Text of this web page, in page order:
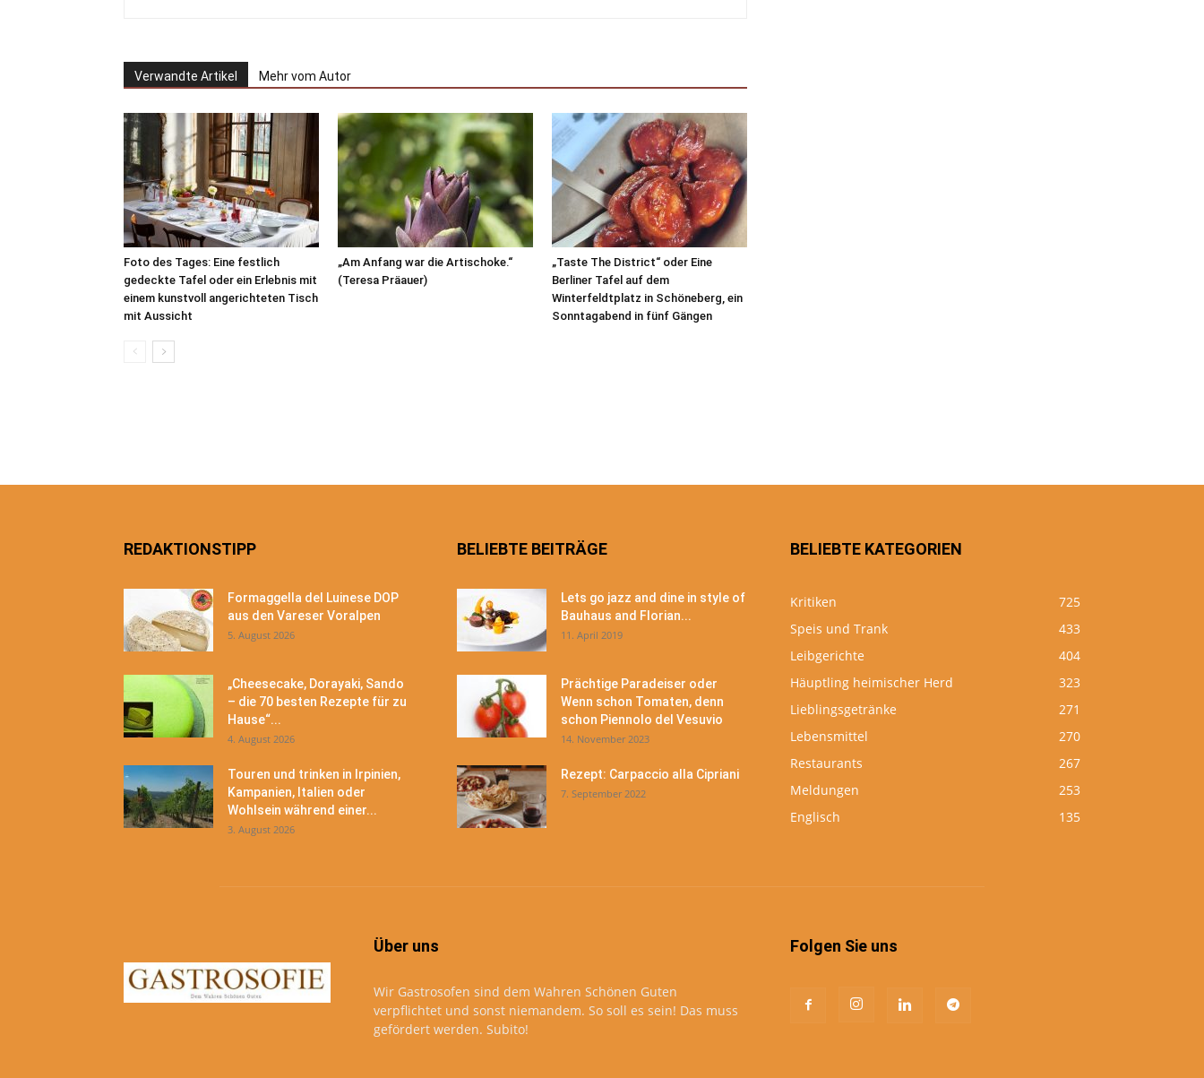
Verwandte Artikel Mehr vom Autor
Foto des Tages: Eine festlich
gedeckte Tafel oder ein Erlebnis mit
einem kunstvoll angerichteten Tisch
mit Aussicht
„Am Anfang war die Artischoke.“
(Teresa Präauer)
„Taste The District“ oder Eine
Berliner Tafel auf dem
Winterfeldtplatz in Schöneberg, ein
Sonntagabend in fünf Gängen
REDAKTIONSTIPP
Formaggella del Luinese DOP
aus den Vareser Voralpen
5. August 2026
„Cheesecake, Dorayaki, Sando
– die 70 besten Rezepte für zu
Hause“...
4. August 2026
Touren und trinken in Irpinien,
Kampanien, Italien oder
Wohlsein während einer...
3. August 2026
BELIEBTE BEITRÄGE
Lets go jazz and dine in style of
Bauhaus and Florian...
11. April 2019
Prächtige Paradeiser oder
Wenn schon Tomaten, denn
schon Piennolo del Vesuvio
14. November 2023
Rezept: Carpaccio alla Cipriani
7. September 2022
BELIEBTE KATEGORIEN
Kritiken
725
Speis und Trank
433
Leibgerichte
404
Häuptling heimischer Herd
323
Lieblingsgetränke
271
Lebensmittel
270
Restaurants
267
Meldungen
253
Englisch
135
Über uns
Wir Gastrosofen sind dem Wahren Schönen Guten
verpflichtet und sonst niemandem. So soll es sein! Das muss
gefördert werden. Subito!
Folgen Sie uns